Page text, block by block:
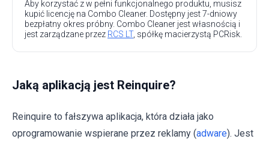
Aby korzystać z w pełni funkcjonalnego produktu, musisz
kupić licencję na Combo Cleaner. Dostępny jest 7-dniowy
bezpłatny okres próbny. Combo Cleaner jest własnością i
jest zarządzane przez RCS LT, spółkę macierzystą PCRisk.
Jaką aplikacją jest Reinquire?
Reinquire to fałszywa aplikacja, która działa jako
oprogramowanie wspierane przez reklamy (adware). Jest